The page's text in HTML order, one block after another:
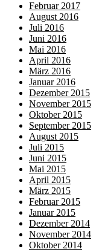
Februar 2017
August 2016
Juli 2016
Juni 2016
Mai 2016
April 2016
März 2016
Januar 2016
Dezember 2015
November 2015
Oktober 2015
September 2015
August 2015
Juli 2015
Juni 2015
Mai 2015
April 2015
März 2015
Februar 2015
Januar 2015
Dezember 2014
November 2014
Oktober 2014